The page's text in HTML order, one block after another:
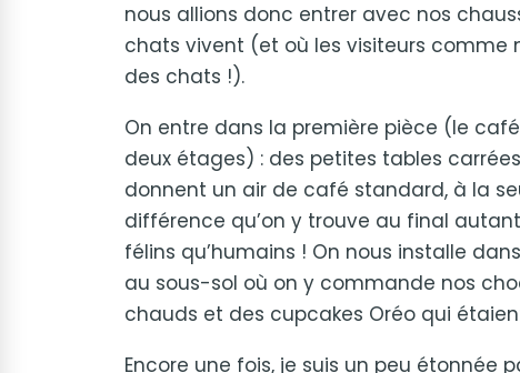
nous allions donc entrer avec nos
chats vivent (et où les visiteurs comme
des chats !).
On entre dans la première pièce (le
deux étages) : des petites tables
donnent un air de café standard, à la
différence qu’on y trouve au final
félins qu’humains ! On nous installe
au sous-sol où on y commande nos
chauds et des cupcakes Oréo qui
Encore une fois, je suis un peu étonnée